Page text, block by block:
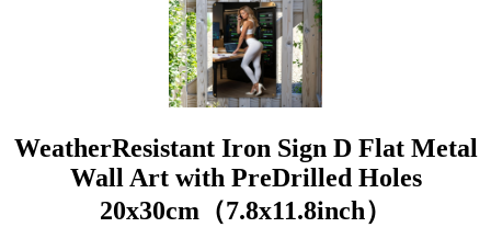
WeatherResistant Iron Sign D Flat Metal
Wall Art with PreDrilled Holes
20x30cm（7.8x11.8inch）